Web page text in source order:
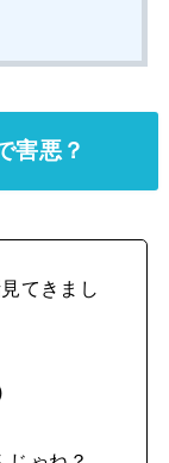
害悪？
てきまし